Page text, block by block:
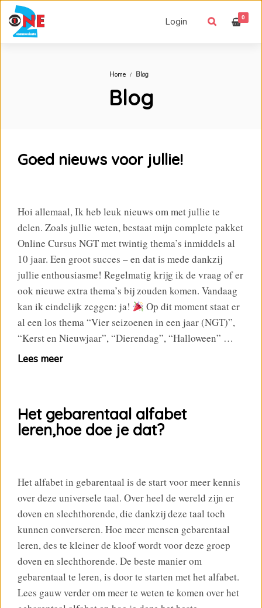
Login 0
Home Blog
Blog
Goed nieuws voor jullie!
Hoi allemaal, Ik heb leuk nieuws om met jullie te
delen. Zoals jullie weten, bestaat mijn complete pakket
Online Cursus NGT met twintig thema’s inmiddels al
10 jaar. Een groot succes – en dat is mede dankzij
jullie enthousiasme! Regelmatig krijg ik de vraag of er
ook nieuwe extra thema’s bij zouden komen. Vandaag
kan ik eindelijk zeggen: ja!
Op dit moment staat er
al een los thema “Vier seizoenen in een jaar (NGT)”,
“Kerst en Nieuwjaar”, “Dierendag”, “Halloween” …
Lees meer
Het gebarentaal alfabet
leren,hoe doe je dat?
Het alfabet in gebarentaal is de start voor meer kennis
over deze universele taal. Over heel de wereld zijn er
doven en slechthorende, die dankzij deze taal toch
kunnen converseren. Hoe meer mensen gebarentaal
leren, des te kleiner de kloof wordt voor deze groep
doven en slechthorende. De beste manier om
gebarentaal te leren, is door te starten met het alfabet.
Lees gauw verder om meer te weten te komen over het